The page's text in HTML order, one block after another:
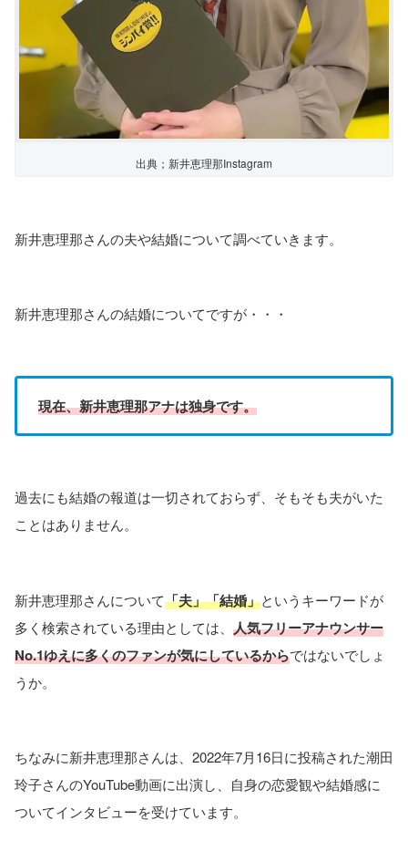
出典；新井恵理那Instagram
新井恵理那さんの夫や結婚について調べていきます。
新井恵理那さんの結婚についてですが・・・
現在、新井恵理那アナは独身です。
過去にも結婚の報道は一切されておらず、そもそも夫がいた
ことはありません。
新井恵理那さんについて「夫」「結婚」というキーワードが
多く検索されている理由としては、 人気フリーアナウンサー
No.1ゆえに多くのファンが気にしているからではないでしょ
うか。
ちなみに新井恵理那さんは、2022年7月16日に投稿された潮田
玲子さんのYouTube動画に出演し、自身の恋愛観や結婚感に
ついてインタビューを受けています。